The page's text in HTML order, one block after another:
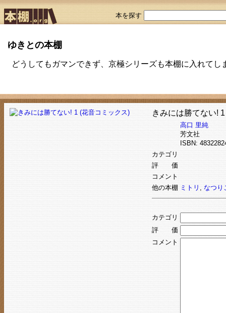
本を探す
ゆきとの本棚
どうしてもガマンできず、京極シリーズも本棚に入れて
きみには勝てない!
高口 里純
芳文社
ISBN:
カテゴリ
評 価
コメント
他の本棚 ミトリ , なつり
カテゴリ
評 価
コメント